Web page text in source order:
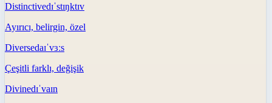
Distinctivedɪˈstɪŋktɪv
Ayırıcı, belirgin, özel
Diversedaɪˈvɜːs
Çeşitli farklı, değişik
Divinedɪˈvaɪn